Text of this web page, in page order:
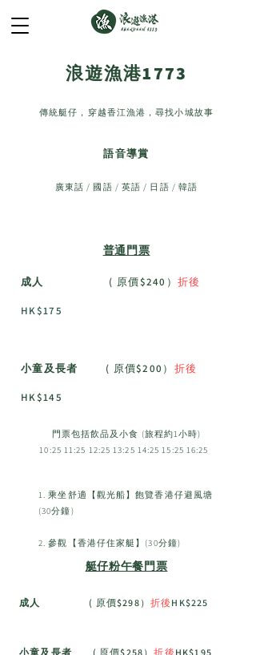
浪遊漁港1773
傳統艇仔，穿越香江漁港，尋找小城故事
語音導賞​
廣東話 / 國語 / 英語 / 日語 / 韓語
普通門票
成人 ( 原價$240）折後
HK$175
小童及長者 ( 原價$200） 折後
HK$145
門票包括飲品及小食 (旅程約1小時)
10:25 11:25 12:25 13:25 14:25 15:25 16:25
1. 乘坐舒適【觀光船】飽覽香港仔避風塘
(30分鐘)
2. 參觀【香港仔住家艇】(30分鐘)
艇仔粉午餐門票
成人 ( 原價$298）折後 HK$225
小童及長者 ( 原價$258）折後 HK$195